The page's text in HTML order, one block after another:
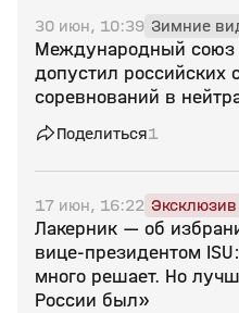
30 июн, 10:39 Зимние
Международный союз
допустил российских
соревнований в
Поделиться1
17 июн, 16:22 Эксклюзив
Лакерник — об
вице‑президентом
много решает. Но
России был»